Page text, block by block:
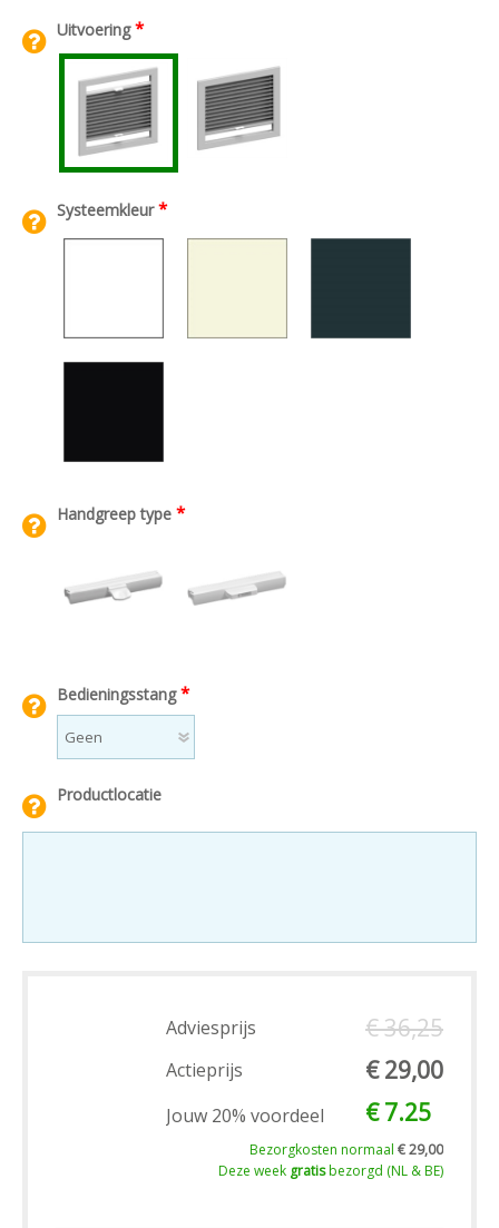
Uitvoering*
Systeemkleur*
Handgreep type *
Bedieningsstang*
Productlocatie
Adviesprijs € 36,25
Actieprijs € 29,00
Jouw 20% voordeel € 7.25
Bezorgkosten normaal € 29,00
Deze week gratisbezorgd (NL & BE)